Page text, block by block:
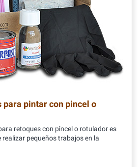
para pintar con pincel o
retoques con pincel o rotulador es
realizar pequeños trabajos en la